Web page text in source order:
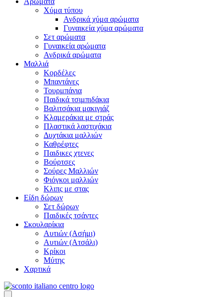
Χύμα τύπου
Ανδρικά χύμα αρώματα
Γυναικεία χύμα αρώματα
Σετ αρώματα
Γυναικεία αρώματα
Ανδρικά αρώματα
Μαλλιά
Κορδέλες
Μπαντάνες
Τουρμπάνια
Παιδικά τσιμπιδάκια
Βαλιτσάκια μακιγιάζ
Κλαμεράκια με στράς
Πλαστικά λαστιχάκια
Δυχτάκια μαλλιών
Καθρέφτες
Παιδικες χτενες
Βούρτσες
Σούρες Μαλλιών
Φιόγκοι μαλλιών
Κλιπς με στας
Είδη δώρων
Σετ δώρων
Παιδικές τσάντες
Σκουλαρίκια
Αυτιών (Ασήμι)
Αυτιών (Ατσάλι)
Κρίκοι
Μύτης
Χαρτικά